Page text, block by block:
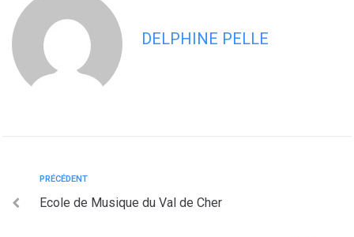
DELPHINE PELLE
PRÉCÉDENT
Ecole de Musique du Val de Cher